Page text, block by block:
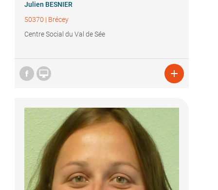
Julien BESNIER
50370 | Brécey
Centre Social du Val de Sée
 